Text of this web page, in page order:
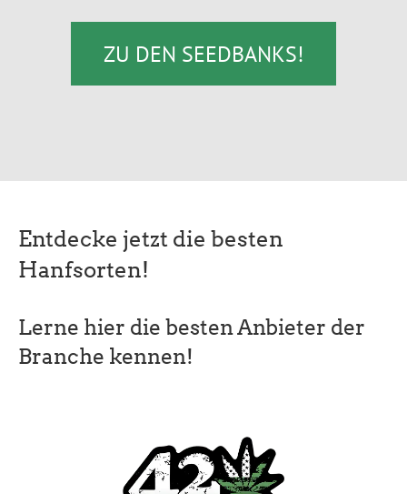
ZU DEN SEEDBANKS!
Entdecke jetzt die besten
Hanfsorten!
Lerne hier die besten Anbieter der
Branche kennen!